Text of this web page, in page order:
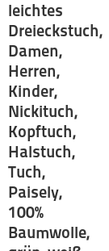
leichtes
Dreieckstuch,
Damen,
Herren,
Kinder,
Nickituch,
Kopftuch,
Halstuch,
Tuch,
Paisely,
100%
Baumwolle,